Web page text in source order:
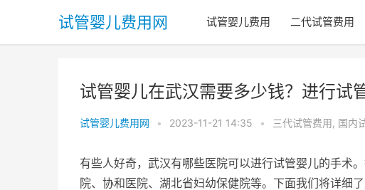
试管婴儿费用网 试管婴儿费用 二代试管费用
试管婴儿在武汉需要多少钱？进行试
试管婴儿费用网 • 2023-11-21 14:35 • 三代试管费用, 国内
有些人好奇，武汉有哪些医院可以进行试管婴儿的手术
院、协和医院、湖北省妇幼保健院等。下面我们将详细